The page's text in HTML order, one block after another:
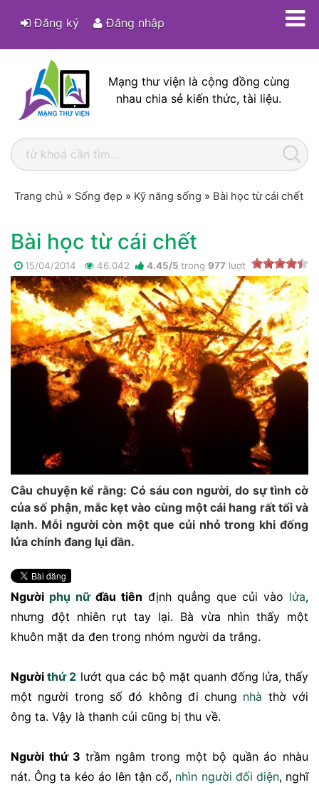
Đăng ký Đăng nhập
Mạng thư viện là cộng đồng cùng
nhau chia sẻ kiến thức, tài liệu.
Trang chủ » Sống đẹp » Kỹ năng sống » Bài học từ cái chết
Bài học từ cái chết
15/04/2014 46.042 4.45/5 trong 977 lượt
Câu chuyện kể rằng: Có sáu con người, do sự tình cờ
của số phận, mắc kẹt vào cùng một cái hang rất tối và
lạnh. Mỗi người còn một que củi nhỏ trong khi đống
lửa chính đang lụi dần.
Người phụ nữđầu tiên định quẳng que củi vào lửa,
nhưng đột nhiên rụt tay lại. Bà vừa nhìn thấy một
khuôn mặt da đen trong nhóm người da trắng.
Ngườithứ 2 lướt qua các bộ mặt quanh đống lửa, thấy
một người trong số đó không đi chung nhà thờ với
ông ta. Vậy là thanh củi cũng bị thu về.
Người thứ 3 trầm ngâm trong một bộ quần áo nhàu
nát. Ông ta kéo áo lên tận cổ, nhìn người đối diện, nghĩ